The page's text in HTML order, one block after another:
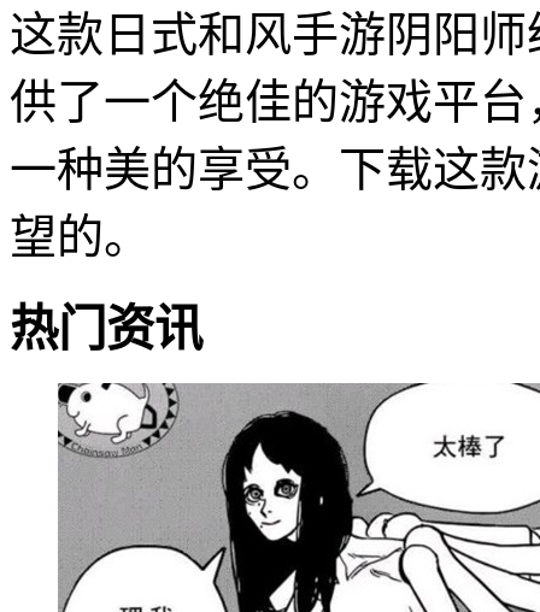
这款日式和风手游阴阳
供了一个绝佳的游戏平
一种美的享受。下载这
望的。
热门资讯